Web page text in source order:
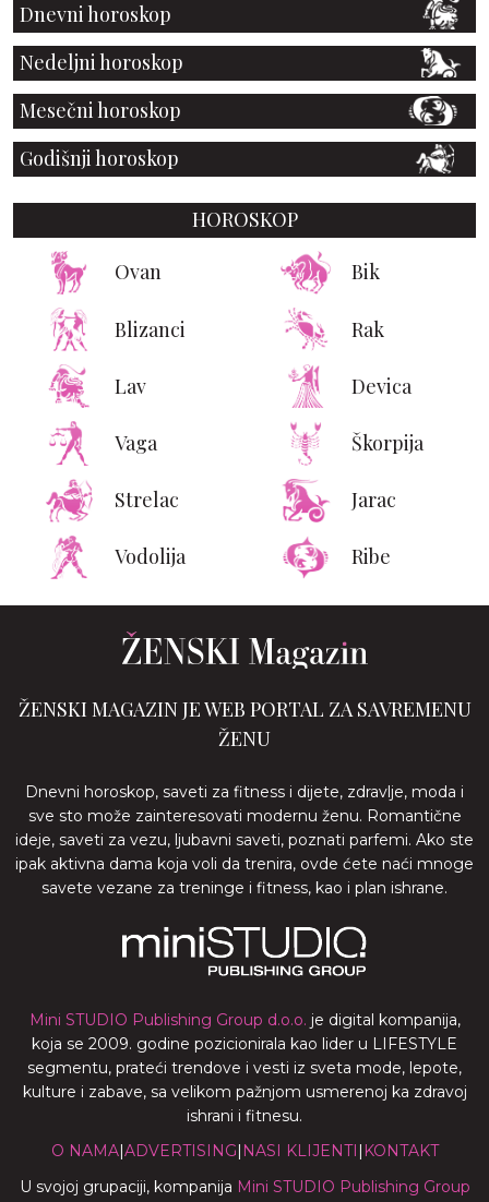
Dnevni horoskop
Nedeljni horoskop
Mesečni horoskop
Godišnji horoskop
HOROSKOP
Ovan Bik
Blizanci Rak
Lav Devica
Vaga Škorpija
Strelac Jarac
Vodolija Ribe
ŽENSKI MAGAZIN JE WEB PORTAL ZA SAVREMENU
ŽENU
Dnevni horoskop, saveti za fitness i dijete, zdravlje, moda i
sve sto može zainteresovati modernu ženu. Romantične
ideje, saveti za vezu, ljubavni saveti, poznati parfemi. Ako ste
ipak aktivna dama koja voli da trenira, ovde ćete naći mnoge
savete vezane za treninge i fitness, kao i plan ishrane.
Mini STUDIO Publishing Group d.o.o. je digital kompanija,
koja se 2009. godine pozicionirala kao lider u LIFESTYLE
segmentu, prateći trendove i vesti iz sveta mode, lepote,
kulture i zabave, sa velikom pažnjom usmerenoj ka zdravoj
ishrani i fitnesu.
O NAMA|ADVERTISING| NASI KLIJENTI | KONTAKT
U svojoj grupaciji, kompanija Mini STUDIO Publishing Group